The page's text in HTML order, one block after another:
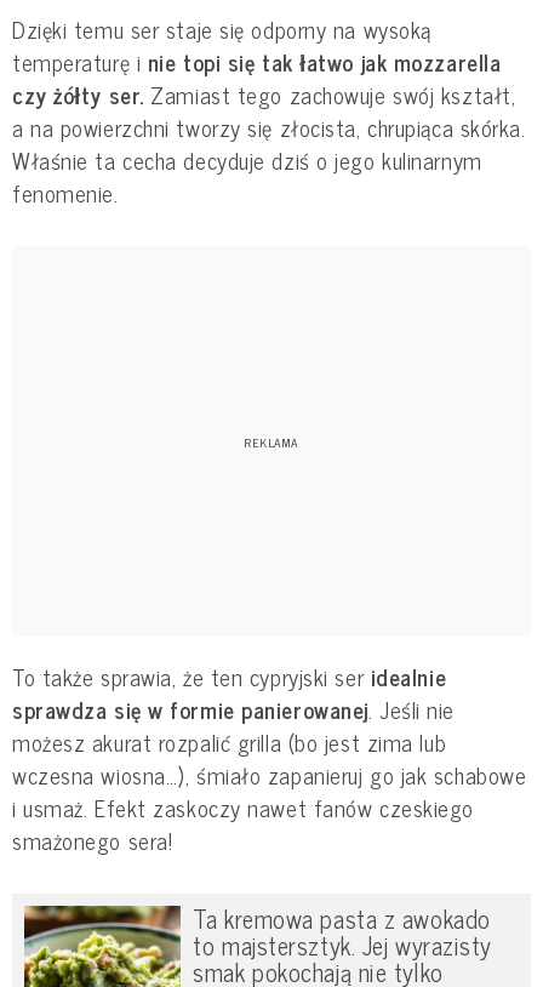
Dzięki temu ser staje się odporny na wysoką
temperaturę i nie topi się tak łatwo jak mozzarella
czy żółty ser. Zamiast tego zachowuje swój kształt,
a na powierzchni tworzy się złocista, chrupiąca skórka.
Właśnie ta cecha decyduje dziś o jego kulinarnym
fenomenie.
To także sprawia, że ten cypryjski ser idealnie
sprawdza się w formie panierowanej. Jeśli nie
możesz akurat rozpalić grilla (bo jest zima lub
wczesna wiosna…), śmiało zapanieruj go jak schabowe
i usmaż. Efekt zaskoczy nawet fanów czeskiego
smażonego sera!
Ta kremowa pasta z awokado
to majstersztyk. Jej wyrazisty
smak pokochają nie tylko